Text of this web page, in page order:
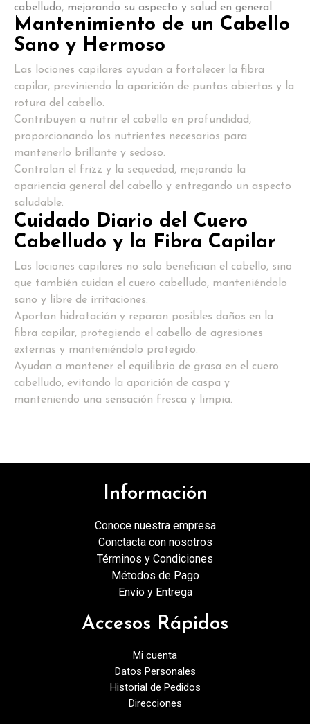
cabelludo, mejorando su aspecto y salud en general.
Mantenimiento de un Cabello
Sano y Hermoso
Las lociones capilares ayudan a fortalecer la fibra
capilar, previniendo la aparición de puntas abiertas y la
rotura del cabello.
Contribuyen a nutrir el cabello en profundidad,
proporcionando los nutrientes necesarios para
mantenerlo brillante y sedoso.
Controlan el frizz y la sequedad, mejorando la
apariencia general del cabello y entregando un aspecto
saludable.
Cuidado Diario del Cuero
Cabelludo y la Fibra Capilar
Las lociones capilares no solo benefician el cabello, sino
que también cuidan el cuero cabelludo, manteniéndolo
sano y libre de irritaciones.
Aportan hidratación y reparan posibles daños en la
fibra capilar, protegiendo el cabello de agresiones
externas y manteniéndolo protegido.
Ayudan a mantener el equilibrio de grasa en el cuero
cabelludo, evitando la aparición de caspa y
manteniendo una sensación fresca y limpia.
Información
Conoce nuestra empresa
Conctacta con nosotros
Términos y Condiciones
Métodos de Pago
Envío y Entrega
Accesos Rápidos
Mi cuenta
Datos Personales
Historial de Pedidos
Direcciones